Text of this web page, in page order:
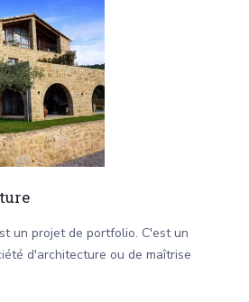
un projet de portfolio. C'est un
d'architecture ou de maîtrise